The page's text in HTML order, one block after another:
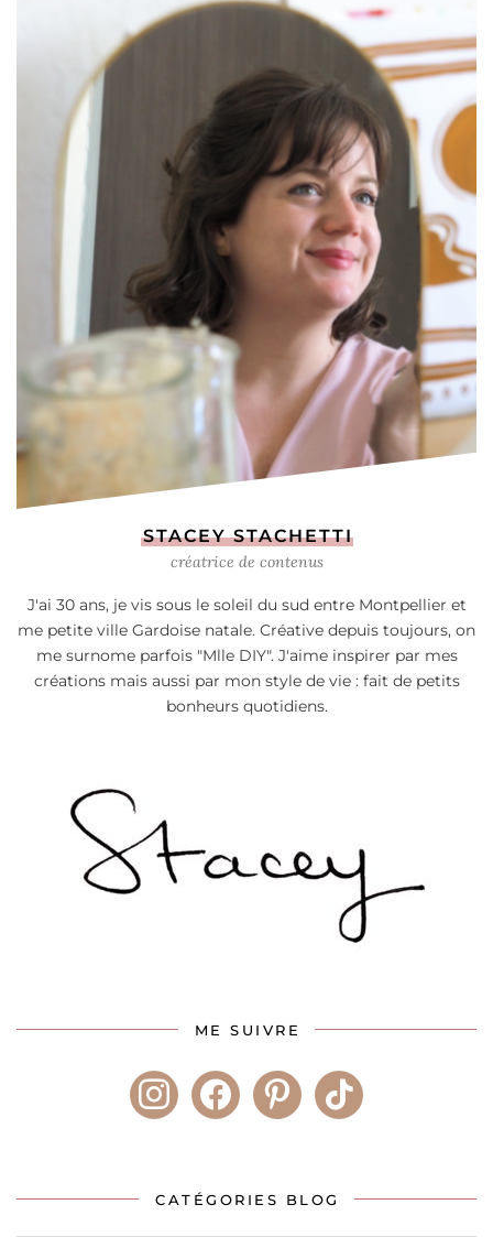
STACEY STACHETTI
créatrice de contenus
J'ai 30 ans, je vis sous le soleil du sud entre Montpellier et
me petite ville Gardoise natale. Créative depuis toujours, on
me surnome parfois "Mlle DIY". J'aime inspirer par mes
créations mais aussi par mon style de vie : fait de petits
bonheurs quotidiens.
ME SUIVRE
instagramfacebookpinteresttiktok
CATÉGORIES BLOG